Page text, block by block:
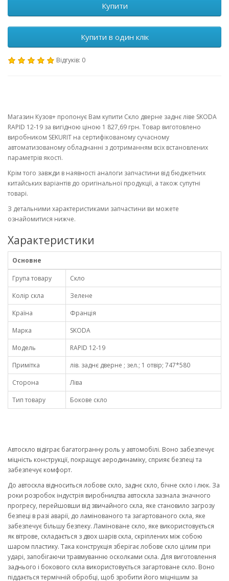
Купити
Купити в один клік
Відгуків: 0
Магазин Кузов+ пропонує Вам купити Скло дверне заднє ліве SKODA
RAPID 12-19 за вигідною ціною 1 827,69 грн. Товар виготовлено
виробником SEKURIT на сертифікованому сучасному
автоматизованому обладнанні з дотриманням всіх встановлених
параметрів якості.
Крім того завжди в наявності аналоги запчастини від бюджетних
китайських варіантів до оригінальної продукції, а також супутні
товарі.
З детальними характеристиками запчастини ви можете
ознайомитися нижче.
Характеристики
Основне
Група товару
Скло
Колір скла
Зелене
Країна
Франція
Марка
SKODA
Модель
RAPID 12-19
Примітка
лів. заднє дверне ; зел.; 1 отвір; 747*580
Сторона
Ліва
Тип товару
Бокове скло
Автоскло відіграє багатогранну роль у автомобілі. Воно забезпечує
міцність конструкції, покращує аеродинаміку, сприяє безпеці та
забезпечує комфорт.
До автоскла відноситься лобове скло, заднє скло, бічне скло і люк. За
роки розробок індустрія виробництва автоскла зазнала значного
прогресу, перейшовши від звичайного скла, яке становило загрозу
безпеці в разі аварії, до ламінованого та загартованого скла, яке
забезпечує більшу безпеку. Ламіноване скло, яке використовується
як вітрове, складається з двох шарів скла, скріплених між собою
шаром пластику. Така конструкція зберігає лобове скло цілим при
ударі, запобігаючи травмуванню осколками скла. Для виготовлення
заднього і бокового скла використовується загартоване скло. Воно
піддається термічній обробці, щоб зробити його міцнішим за